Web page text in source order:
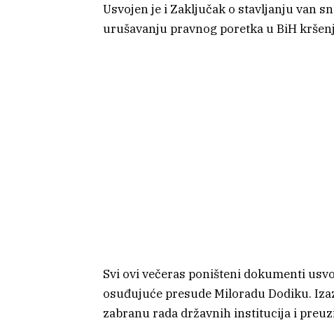
Usvojen je i Zaključak o stavljanju van
urušavanju pravnog poretka u BiH
Svi ovi večeras poništeni dokumenti
osuđujuće presude Miloradu Dodiku.
zabranu rada državnih institucija i